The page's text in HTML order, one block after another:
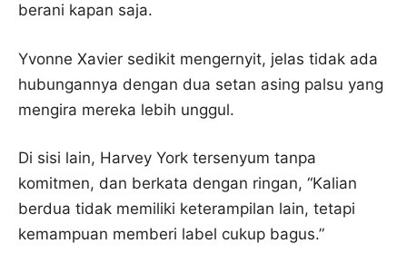
berani kapan saja.
Yvonne Xavier sedikit mengernyit, jelas tidak ada
hubungannya dengan dua setan asing palsu yang
mengira mereka lebih unggul.
Di sisi lain, Harvey York tersenyum tanpa
komitmen, dan berkata dengan ringan, “Kalian
berdua tidak memiliki keterampilan lain, tetapi
kemampuan memberi label cukup bagus.”